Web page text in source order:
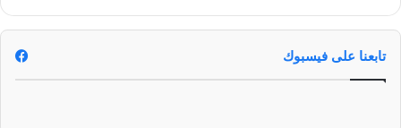
م
ج
م
ا
ل
تابعنا على فيسبوك